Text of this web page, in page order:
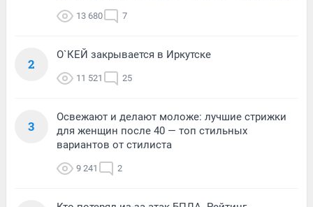
13 680 7
2
О`КЕЙ закрывается в Иркутске
11 521 25
3
Освежают и делают моложе: лучшие стрижки
для женщин после 40 — топ стильных
вариантов от стилиста
9 241 2